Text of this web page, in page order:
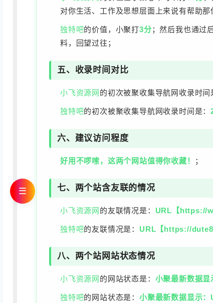
对你生活、工作及思想层面上来说有帮助那
独特吧的价值，小聚打3分；然后我也通过
料，回望过往；
五、收录时间对比
小飞资源网 的初次被聚收集导航网收录时间
独特吧的初次被聚收集导航网收录时间是：
六、建议访问程度
好用不啰嗦，这两个网站值得你收藏！ ；
七、两个站含友联的情况
小飞资源网 的友联情况是： URL【https://
独特吧的友联情况是： URL【https://
八、两个站网站状态情况
小飞资源网 的网站状态是： 小聚最新数据
独特吧的网站状态是：小聚最新数据显示
☰